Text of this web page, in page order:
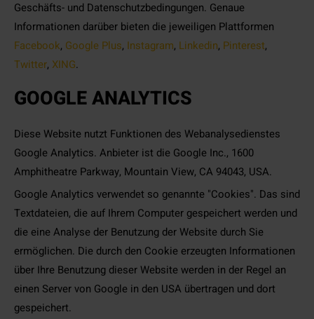
Geschäfts- und Datenschutzbedingungen. Genaue
Informationen darüber bieten die jeweiligen Plattformen
Facebook, Google Plus, Instagram, Linkedin, Pinterest,
Twitter, XING.
GOOGLE ANALYTICS
Diese Website nutzt Funktionen des Webanalysedienstes
Google Analytics. Anbieter ist die Google Inc., 1600
Amphitheatre Parkway, Mountain View, CA 94043, USA.
Google Analytics verwendet so genannte "Cookies". Das sind
Textdateien, die auf Ihrem Computer gespeichert werden und
die eine Analyse der Benutzung der Website durch Sie
ermöglichen. Die durch den Cookie erzeugten Informationen
über Ihre Benutzung dieser Website werden in der Regel an
einen Server von Google in den USA übertragen und dort
gespeichert.